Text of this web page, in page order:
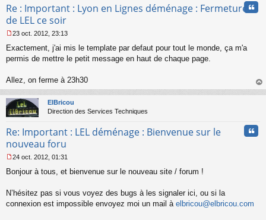
o
l
u
Re : Important : Lyon en Lignes déménage : Fermeture
de LEL ce soir
e
s
a
g
n
o
l
u
23 oct. 2012, 23:13
Exactement, j'ai mis le template par defaut pour tout le monde, ça m'a
permis de mettre le petit message en haut de chaque page.
Allez, on ferme à 23h30
au
ElBricou
Direction des Services Techniques
Re: Important : LEL déménage : Bienvenue sur le
nouveau foru
e
s
g
24 oct. 2012, 01:31
Bonjour à tous, et bienvenue sur le nouveau site / forum !
N’hésitez pas si vous voyez des bugs à les signaler ici, ou si la
connexion est impossible envoyez moi un mail à elbricou@elbricou.com